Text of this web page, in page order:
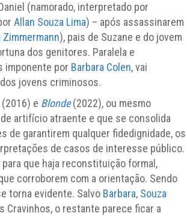
(namorado, interpretado por
Allan Souza Lima) – após assassinarem
Zimmermann), pais de Suzane e do jovem
dos genitores. Paralela e
imponente por Barbara Colen, vai
jovens criminosos.
(2016) e Blonde(2022), ou mesmo
artifício atraente e que se consolida
de garantirem qualquer fidedignidade, os
de casos de interesse público.
que haja reconstituição formal,
corroborem com a orientação. Sendo
torna evidente. Salvo Barbara, Souza
Cravinhos, o restante parece ficar a